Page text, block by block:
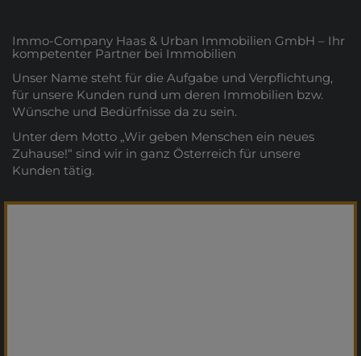
Immo-Company Haas & Urban Immobilien GmbH – Ihr
kompetenter Partner bei Immobilien
Unser Name steht für die Aufgabe und Verpflichtung,
für unsere Kunden rund um deren Immobilien bzw.
Wünsche und Bedürfnisse da zu sein.
Unter dem Motto „Wir geben Menschen ein neues
Zuhause!“ sind wir in ganz Österreich für unsere
Kunden tätig.